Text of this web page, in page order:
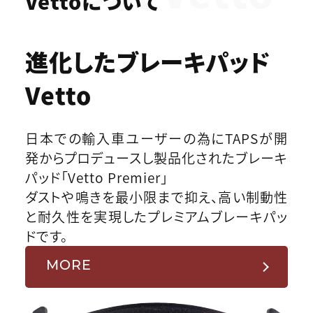
進化したブレーキパッド
Vetto
日本での輸入車ユーザーの為にTAPSが開
発からプロデュースし製品化されたブレーキ
パッド「Vetto Premier」
ダストや鳴きを最小限まで抑え、高い制動性
と耐久性を実現したプレミアムブレーキパッ
ドです。
MORE